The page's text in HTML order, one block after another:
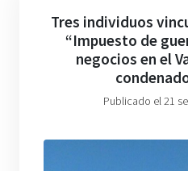
Tres individuos
“Impuesto de
negocios en el
Publicado el 21